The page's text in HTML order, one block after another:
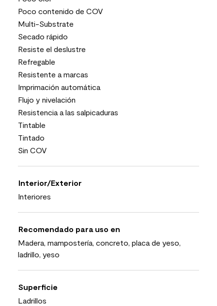
Poco contenido de COV
Multi-Substrate
Secado rápido
Resiste el deslustre
Refregable
Resistente a marcas
Imprimación automática
Flujo y nivelación
Resistencia a las salpicaduras
Tintable
Tintado
Sin COV
Interior/Exterior
Interiores
Recomendado para uso en
Madera, mampostería, concreto, placa de yeso,
ladrillo, yeso
Superficie
Ladrillos